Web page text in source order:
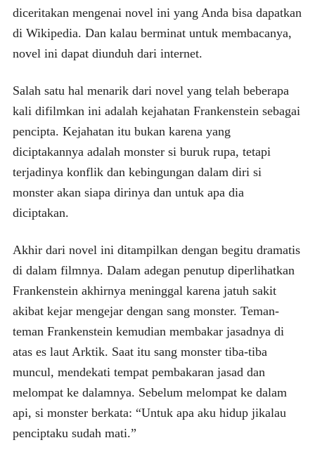
diceritakan mengenai novel ini yang Anda bisa dapatkan
di Wikipedia. Dan kalau berminat untuk membacanya,
novel ini dapat diunduh dari internet.
Salah satu hal menarik dari novel yang telah beberapa
kali difilmkan ini adalah kejahatan Frankenstein sebagai
pencipta. Kejahatan itu bukan karena yang
diciptakannya adalah monster si buruk rupa, tetapi
terjadinya konflik dan kebingungan dalam diri si
monster akan siapa dirinya dan untuk apa dia
diciptakan.
Akhir dari novel ini ditampilkan dengan begitu dramatis
di dalam filmnya. Dalam adegan penutup diperlihatkan
Frankenstein akhirnya meninggal karena jatuh sakit
akibat kejar mengejar dengan sang monster. Teman-
teman Frankenstein kemudian membakar jasadnya di
atas es laut Arktik. Saat itu sang monster tiba-tiba
muncul, mendekati tempat pembakaran jasad dan
melompat ke dalamnya. Sebelum melompat ke dalam
api, si monster berkata: “Untuk apa aku hidup jikalau
penciptaku sudah mati.”